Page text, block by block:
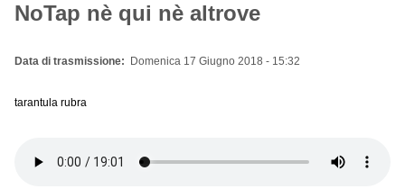
NoTap nè qui nè altrove
Data di trasmissione Domenica 17 Giugno 2018 - 15:32
tarantula rubra